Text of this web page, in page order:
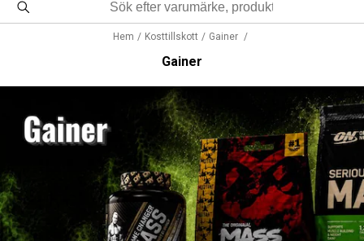
Hem Kosttillskott Gainer
Gainer